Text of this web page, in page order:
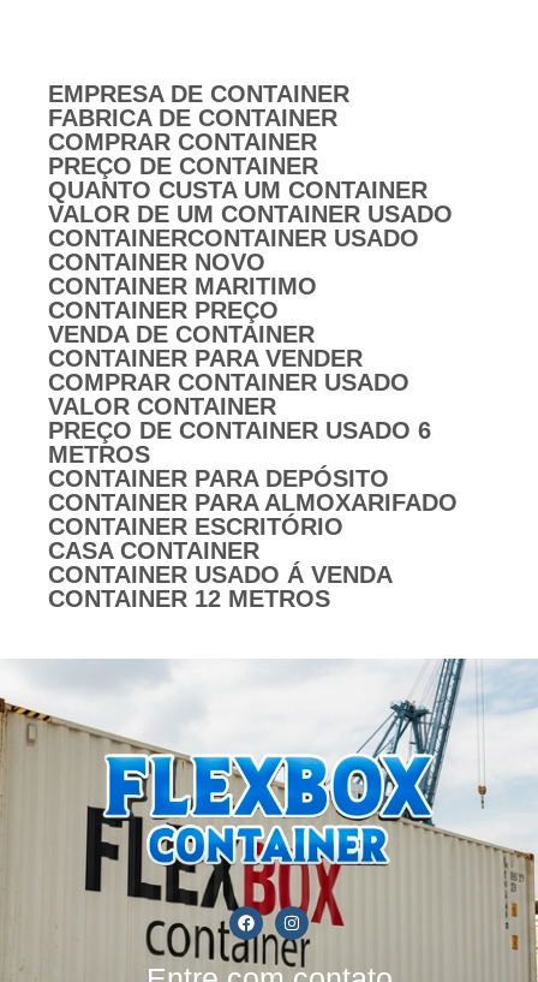
EMPRESA DE CONTAINER
FABRICA DE CONTAINER
COMPRAR CONTAINER
PREÇO DE CONTAINER
QUANTO CUSTA UM CONTAINER
VALOR DE UM CONTAINER USADO
CONTAINERCONTAINER USADO
CONTAINER NOVO
CONTAINER MARITIMO
CONTAINER PREÇO
VENDA DE CONTAINER
CONTAINER PARA VENDER
COMPRAR CONTAINER USADO
VALOR CONTAINER
PREÇO DE CONTAINER USADO 6
METROS
CONTAINER PARA DEPÓSITO
CONTAINER PARA ALMOXARIFADO
CONTAINER ESCRITÓRIO
CASA CONTAINER
CONTAINER USADO Á VENDA
CONTAINER 12 METROS